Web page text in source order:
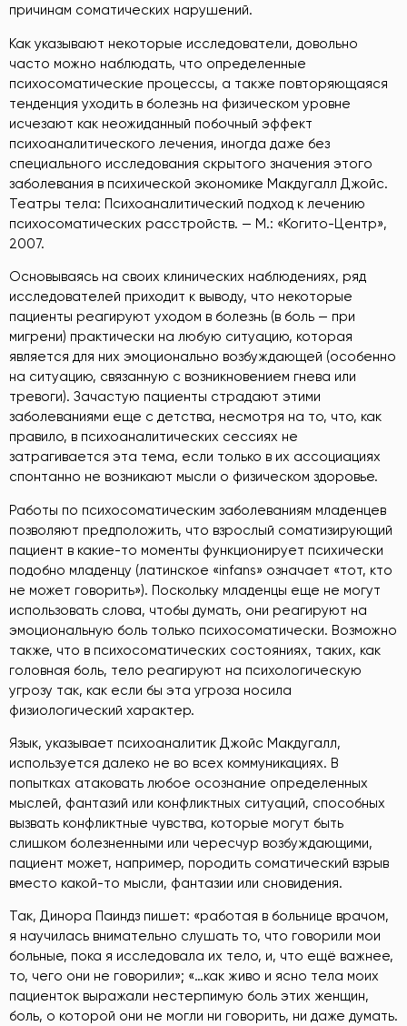
причинам соматических нарушений.
Как указывают некоторые исследователи, довольно
часто можно наблюдать, что определенные
психосоматические процессы, а также повторяющаяся
тенденция уходить в болезнь на физическом уровне
исчезают как неожиданный побочный эффект
психоаналитического лечения, иногда даже без
специального исследования скрытого значения этого
заболевания в психической экономике Макдугалл Джойс.
Театры тела: Психоаналитический подход к лечению
психосоматических расстройств. — М.: «Когито-Центр»,
2007.
Основываясь на своих клинических наблюдениях, ряд
исследователей приходит к выводу, что некоторые
пациенты реагируют уходом в болезнь (в боль — при
мигрени) практически на любую ситуацию, которая
является для них эмоционально возбуждающей (особенно
на ситуацию, связанную с возникновением гнева или
тревоги). Зачастую пациенты страдают этими
заболеваниями еще с детства, несмотря на то, что, как
правило, в психоаналитических сессиях не
затрагивается эта тема, если только в их ассоциациях
спонтанно не возникают мысли о физическом здоровье.
Работы по психосоматическим заболеваниям младенцев
позволяют предположить, что взрослый соматизирующий
пациент в какие-то моменты функционирует психически
подобно младенцу (латинское «infans» означает «тот, кто
не может говорить»). Поскольку младенцы еще не могут
использовать слова, чтобы думать, они реагируют на
эмоциональную боль только психосоматически. Возможно
также, что в психосоматических состояниях, таких, как
головная боль, тело реагируют на психологическую
угрозу так, как если бы эта угроза носила
физиологический характер.
Язык, указывает психоаналитик Джойс Макдугалл,
используется далеко не во всех коммуникациях. В
попытках атаковать любое осознание определенных
мыслей, фантазий или конфликтных ситуаций, способных
вызвать конфликтные чувства, которые могут быть
слишком болезненными или чересчур возбуждающими,
пациент может, например, породить соматический взрыв
вместо какой-то мысли, фантазии или сновидения.
Так, Динора Паиндз пишет: «работая в больнице врачом,
я научилась внимательно слушать то, что говорили мои
больные, пока я исследовала их тело, и, что ещё важнее,
то, чего они не говорили»; «…как живо и ясно тела моих
пациенток выражали нестерпимую боль этих женщин,
боль, о которой они не могли ни говорить, ни даже думать.